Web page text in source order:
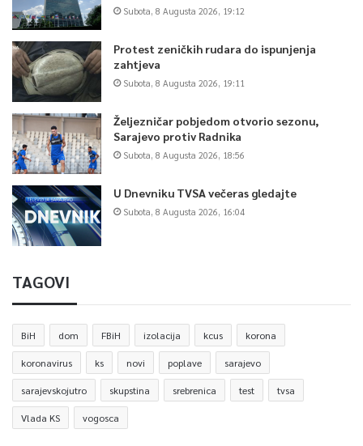
Subota, 8 Augusta 2026, 19:12
Protest zeničkih rudara do ispunjenja
zahtjeva
Subota, 8 Augusta 2026, 19:11
Željezničar pobjedom otvorio sezonu,
Sarajevo protiv Radnika
Subota, 8 Augusta 2026, 18:56
U Dnevniku TVSA večeras gledajte
Subota, 8 Augusta 2026, 16:04
TAGOVI
BiH dom FBiH izolacija kcus korona
koronavirus ks novi poplave sarajevo
sarajevskojutro skupstina srebrenica test tvsa
Vlada KS vogosca